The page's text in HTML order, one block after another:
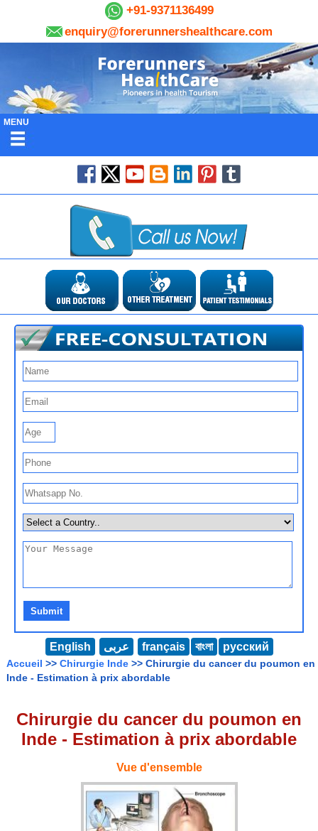
+91-9371136499
enquiry@forerunnershealthcare.com
MENU
English عربى français বাংলা русский
Accueil >> Chirurgie Inde >> Chirurgie du cancer du poumon en
Inde - Estimation à prix abordable
Chirurgie du cancer du poumon en
Inde - Estimation à prix abordable
Vue d'ensemble